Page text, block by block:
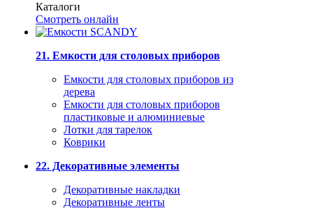
Каталоги
Смотреть онлайн
21. Емкости для столовых приборов
Емкости для столовых приборов из
дерева
Емкости для столовых приборов
пластиковые и алюминиевые
Лотки для тарелок
Коврики
22. Декоративные элементы
Декоративные накладки
Декоративные ленты